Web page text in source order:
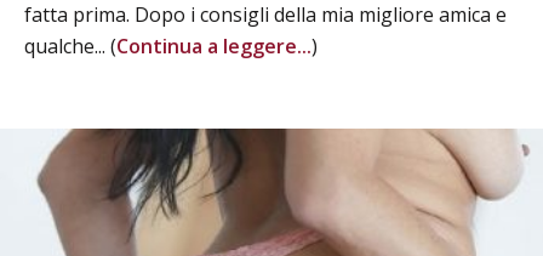
fatta prima. Dopo i consigli della mia migliore amica e
qualche... (Continua a leggere...)